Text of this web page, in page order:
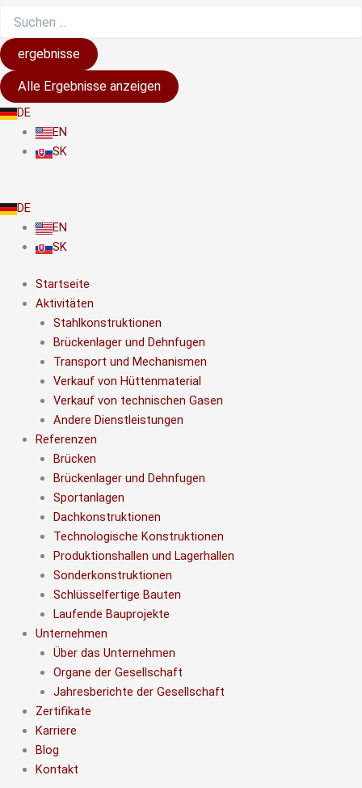
ergebnisse
Alle Ergebnisse anzeigen
DE
EN
SK
DE
EN
SK
Startseite
Aktivitäten
Stahlkonstruktionen
Brückenlager und Dehnfugen
Transport und Mechanismen
Verkauf von Hüttenmaterial
Verkauf von technischen Gasen
Andere Dienstleistungen
Referenzen
Brücken
Brückenlager und Dehnfugen
Sportanlagen
Dachkonstruktionen
Technologische Konstruktionen
Produktionshallen und Lagerhallen
Sonderkonstruktionen
Schlüsselfertige Bauten
Laufende Bauprojekte
Unternehmen
Über das Unternehmen
Organe der Gesellschaft
Jahresberichte der Gesellschaft
Zertifikate
Karriere
Blog
Kontakt